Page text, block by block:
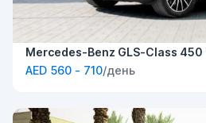
Mercedes-Benz GLS-Class
AED 560 - 710/день